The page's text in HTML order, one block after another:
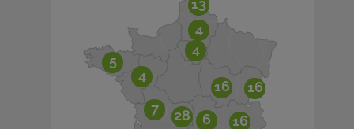
6
16
5
16
4
28
13
4
4
7
16